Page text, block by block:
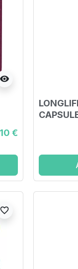
visibility
€
favorite_border